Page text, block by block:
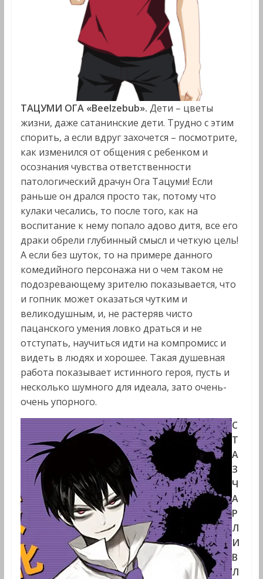
ТАЦУМИ ОГА «Beelzebub». Дети – цветы
жизни, даже сатанинские дети. Трудно с этим
спорить, а если вдруг захочется – посмотрите,
как изменился от общения с ребенком и
осознания чувства ответственности
патологический драчун Ога Тацуми! Если
раньше он дрался просто так, потому что
кулаки чесались, то после того, как на
воспитание к нему попало адово дитя, все его
драки обрели глубинный смысл и четкую цель!
А если без шуток, то на примере данного
комедийного персонажа ни о чем таком не
подозревающему зрителю показывается, что
и гопник может оказаться чутким и
великодушным, и, не растеряв чисто
пацанского умения ловко драться и не
отступать, научиться идти на компромисс и
видеть в людях и хорошее. Такая душевная
работа показывает истинного героя, пусть и
несколько шумного для идеала, зато очень-
очень упорного.
С
Т
А
З
Ч
А
Р
Л
И
В
Л